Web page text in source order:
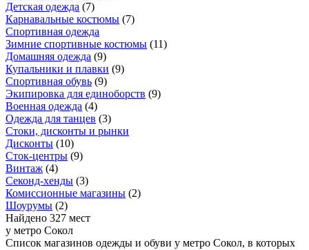
Детская одежда (7)
Карнавальные костюмы (7)
Спортивная одежда
Зимние спортивные костюмы (11)
Домашняя одежда (9)
Купальники и плавки (9)
Спортивная обувь (9)
Экипировка для единоборств (9)
Военная одежда (4)
Одежда для танцев (3)
Стоки, дисконты и рынки
Дисконты (10)
Сток-центры (9)
Винтаж (4)
Секонд-хенды (3)
Комиссионные магазины (2)
Шоурумы (2)
Найдено 327 мест
у метро Сокол
Список магазинов одежды и обуви у метро Сокол, в которых